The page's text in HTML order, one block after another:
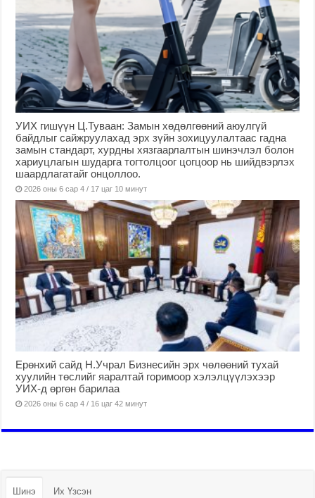
УИХ гишүүн Ц.Туваан: Замын хөдөлгөөний аюулгүй
байдлыг сайжруулахад эрх зүйн зохицуулалтаас гадна
замын стандарт, хурдны хязгаарлалтын шинэчлэл болон
хариуцлагын шударга тогтолцоог цогцоор нь шийдвэрлэх
шаардлагатайг онцоллоо.
2026 оны 6 сар 4 / 17 цаг 10 минут
Ерөнхий сайд Н.Учрал Бизнесийн эрх чөлөөний тухай
хуулийн төслийг яаралтай горимоор хэлэлцүүлэхээр
УИХ-д өргөн барилаа
2026 оны 6 сар 4 / 16 цаг 42 минут
Шинэ Их Үзсэн